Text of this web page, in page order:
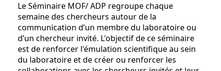
Le Séminaire MOF/ ADP regroupe chaque
semaine des chercheurs autour de la
communication d’un membre du laboratoire ou
d’un chercheur invité. L'objectif de ce séminaire
est de renforcer l'émulation scientifique au sein
du laboratoire et de créer ou renforcer les